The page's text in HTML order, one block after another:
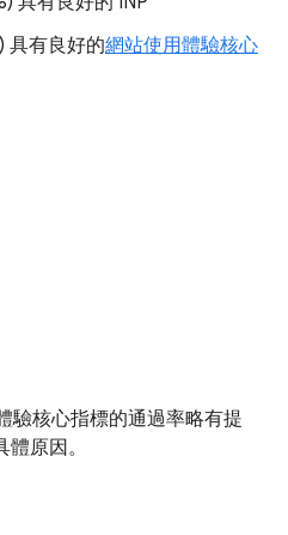
) 具有良好的網站使用體驗核心
驗核心指標的通過率略有提
原因。